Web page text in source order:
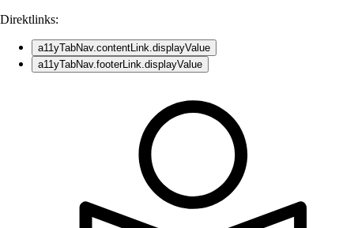
Direktlinks:
a11yTabNav.contentLink.displayValue
a11yTabNav.footerLink.displayValue